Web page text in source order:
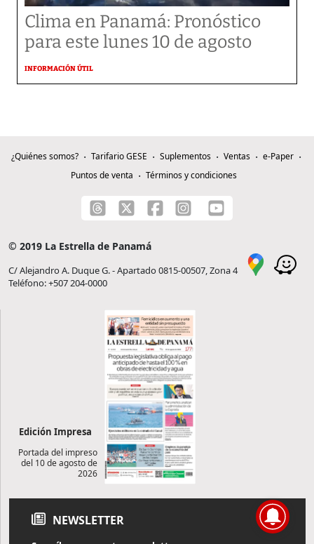
Clima en Panamá: Pronóstico
para este lunes 10 de agosto
INFORMACIÓN ÚTIL
¿Quiénes somos? Tarifario GESE Suplementos Ventas
e-Paper
Puntos de venta
Términos y condiciones
© 2019 La Estrella de Panamá
C/ Alejandro A. Duque G. - Apartado 0815-00507, Zona 4
Teléfono: +507 204-0000
Edición Impresa
Portada del impreso
del 10 de agosto de
2026
NEWSLETTER